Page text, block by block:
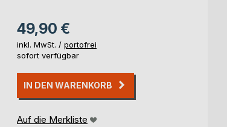
49,90 €
inkl. MwSt. / portofrei
sofort verfügbar
IN DEN WARENKORB
Auf die Merkliste